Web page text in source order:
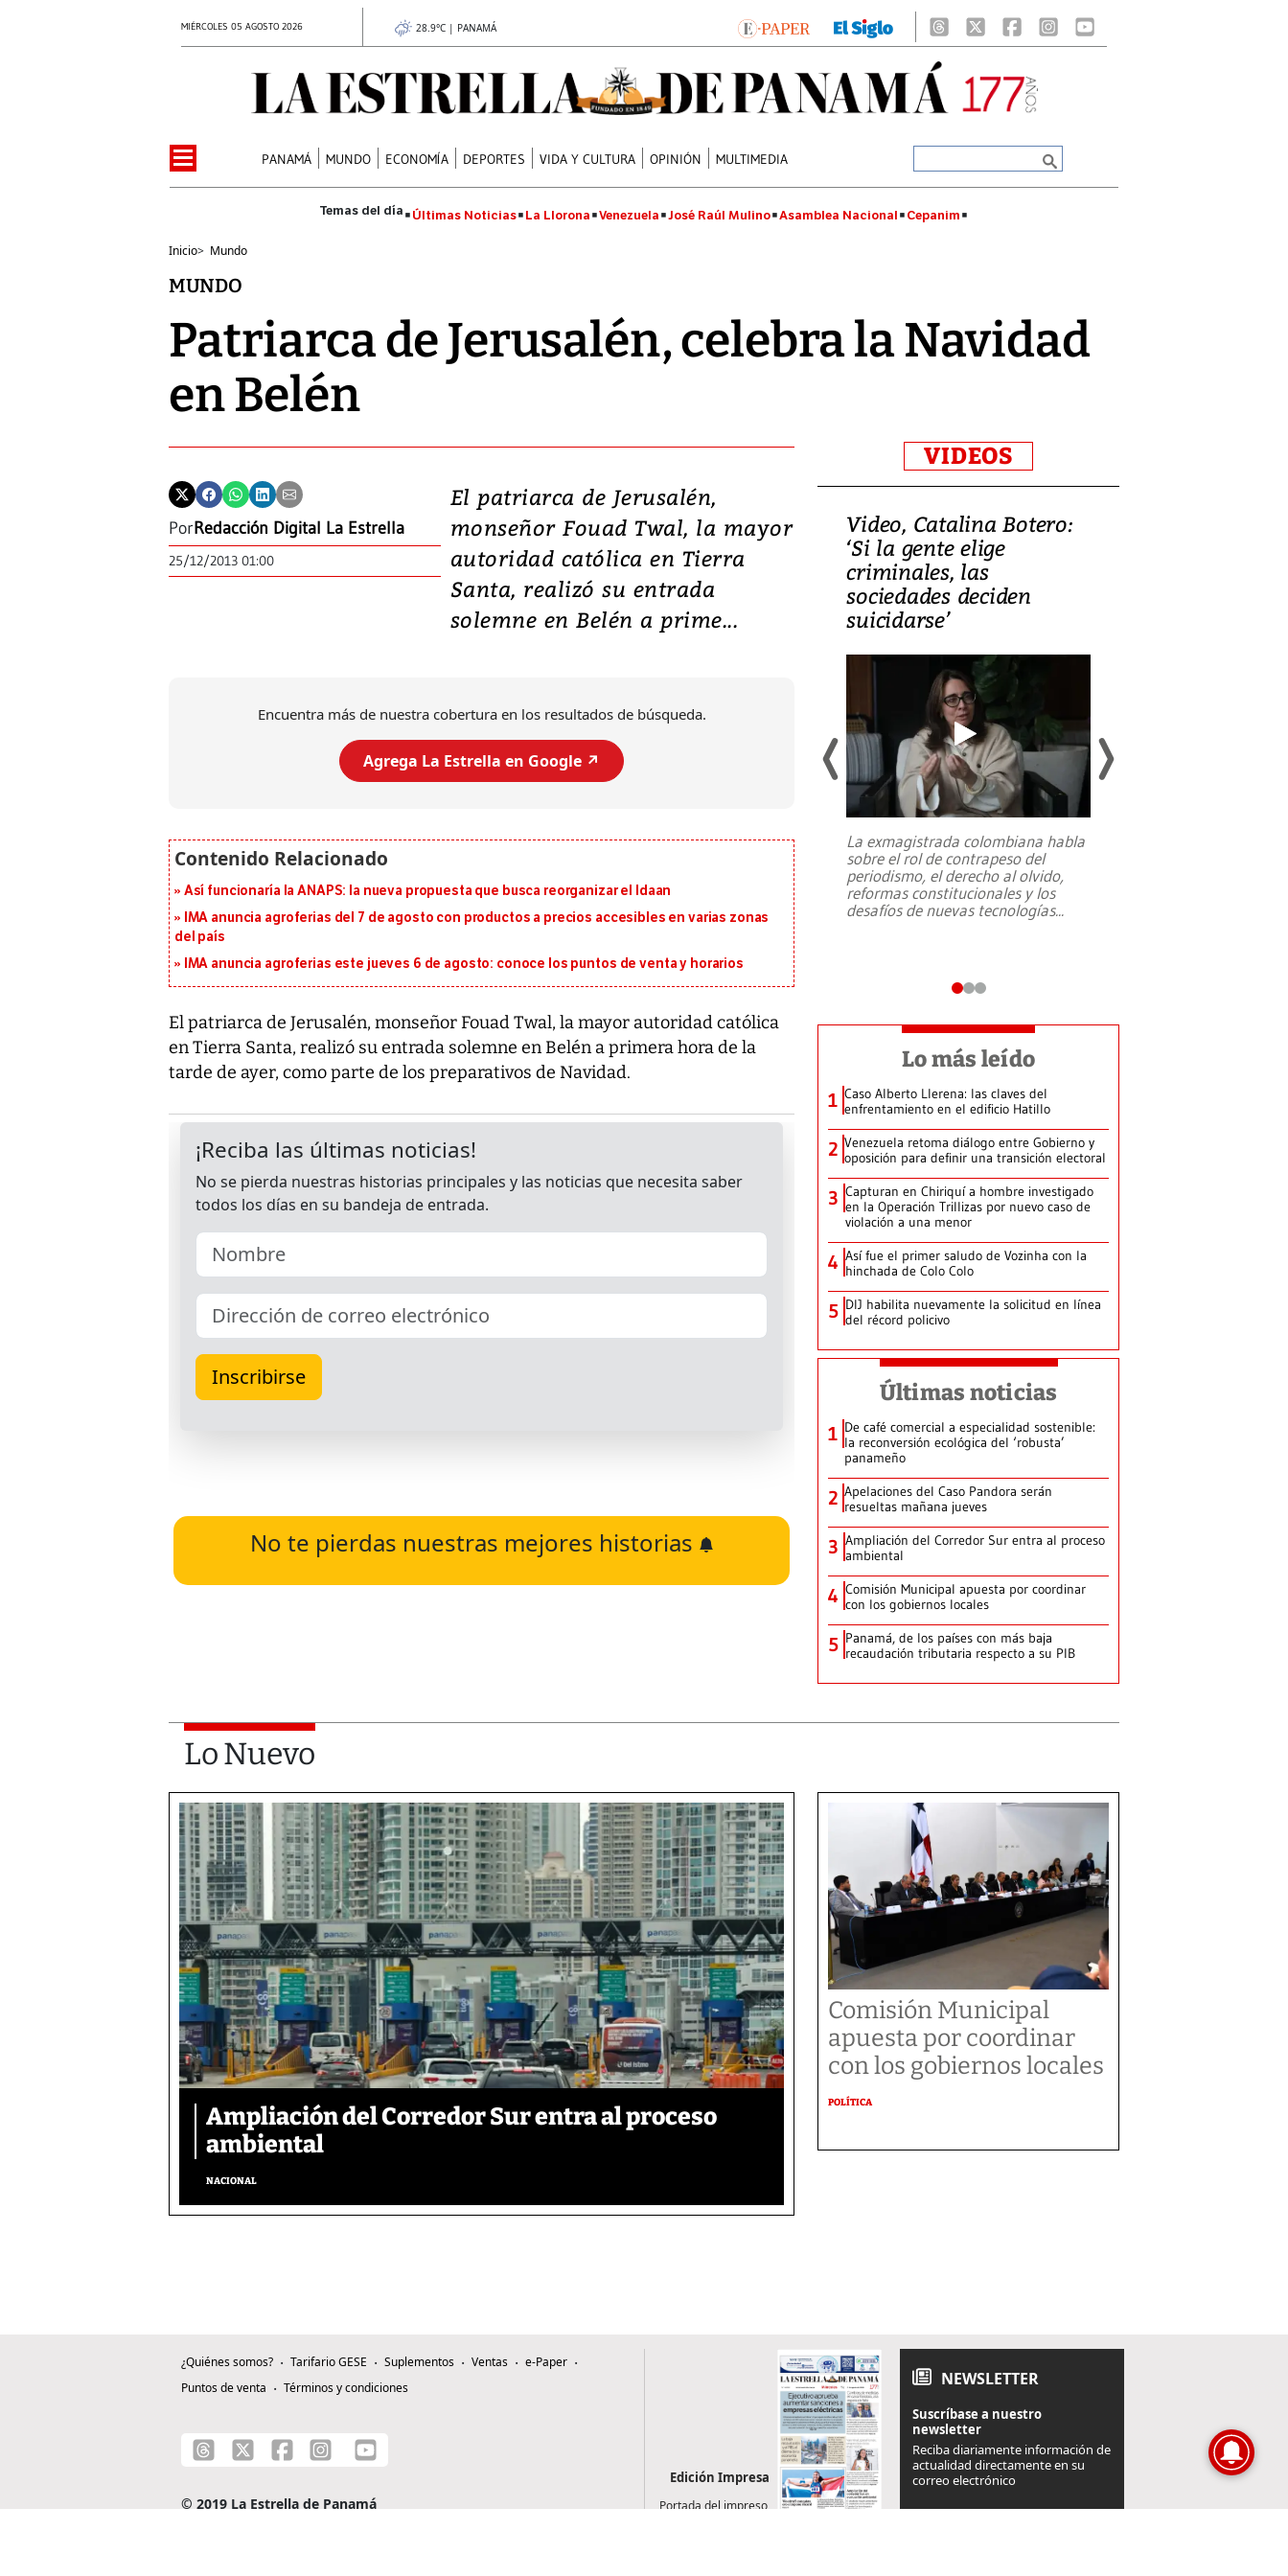
MIÉRCOLES 05 AGOSTO 2026 28.9°C | PANAMÁ
PANAMÁ MUNDO ECONOMÍA DEPORTES VIDA Y CULTURA OPINIÓN MULTIMEDIA
Últimas Noticias La Llorona Venezuela José Raúl Mulino Asamblea Nacional Cepanim
Inicio> Mundo
MUNDO
Patriarca de Jerusalén, celebra la Navidad
en Belén
PorRedacción Digital La Estrella
25/12/2013 01:00
El patriarca de Jerusalén,
monseñor Fouad Twal, la mayor
autoridad católica en Tierra
Santa, realizó su entrada
solemne en Belén a prime...
Encuentra más de nuestra cobertura en los resultados de búsqueda.
Agrega La Estrella en Google ↗️
Así funcionaría la ANAPS: la nueva propuesta que busca reorganizar el Idaan
IMA anuncia agroferias del 7 de agosto con productos a precios accesibles en varias zonas
del país
IMA anuncia agroferias este jueves 6 de agosto: conoce los puntos de venta y horarios
El patriarca de Jerusalén, monseñor Fouad Twal, la mayor autoridad católica
en Tierra Santa, realizó su entrada solemne en Belén a primera hora de la
tarde de ayer, como parte de los preparativos de Navidad.
No te pierdas nuestras mejores historias
VIDEOS
Video, Japón: Terremoto
deja heridos y graves
daños en Kumamoto
al sur de Japón, provocando una
Video, Catalina Botero:
‘Si la gente elige
criminales, las
sociedades deciden
suicidarse’
La exmagistrada colombiana habla
sobre el rol de contrapeso del
periodismo, el derecho al olvido,
reformas constitucionales y los
desafíos de nuevas tecnologías...
Lo más leído
1 Caso Alberto Llerena: las claves del
enfrentamiento en el edificio Hatillo
2 Venezuela retoma diálogo entre Gobierno y
oposición para definir una transición electoral
3 Capturan en Chiriquí a hombre investigado
en la Operación Trillizas por nuevo caso de
violación a una menor
4 Así fue el primer saludo de Vozinha con la
hinchada de Colo Colo
5 DIJ habilita nuevamente la solicitud en línea
del récord policivo
Últimas noticias
1 De café comercial a especialidad sostenible:
la reconversión ecológica del ‘robusta’
panameño
2 Apelaciones del Caso Pandora serán
resueltas mañana jueves
3 Ampliación del Corredor Sur entra al proceso
ambiental
4 Comisión Municipal apuesta por coordinar
con los gobiernos locales
5 Panamá, de los países con más baja
recaudación tributaria respecto a su PIB
Lo Nuevo
Ampliación del Corredor Sur entra al proceso
ambiental
NACIONAL
Comisión Municipal
apuesta por coordinar
con los gobiernos locales
POLÍTICA
¿Quiénes somos? Tarifario GESE Suplementos Ventas
e-Paper
Puntos de venta
Términos y condiciones
© 2019 La Estrella de Panamá
Edición Impresa
Portada del impreso
NEWSLETTER
Suscríbase a nuestro
newsletter
Reciba diariamente información de
actualidad directamente en su
correo electrónico